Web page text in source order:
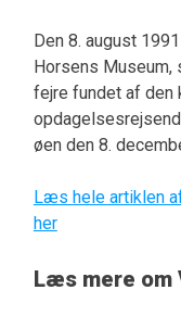
Den 8. august
Horsens Museum,
fejre fundet af den
øen den 8.
Læs hele artiklen
her
Læs mere om